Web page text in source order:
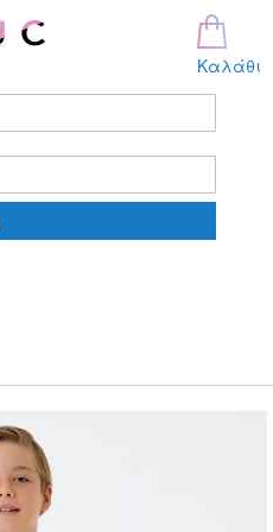
Καλάθι